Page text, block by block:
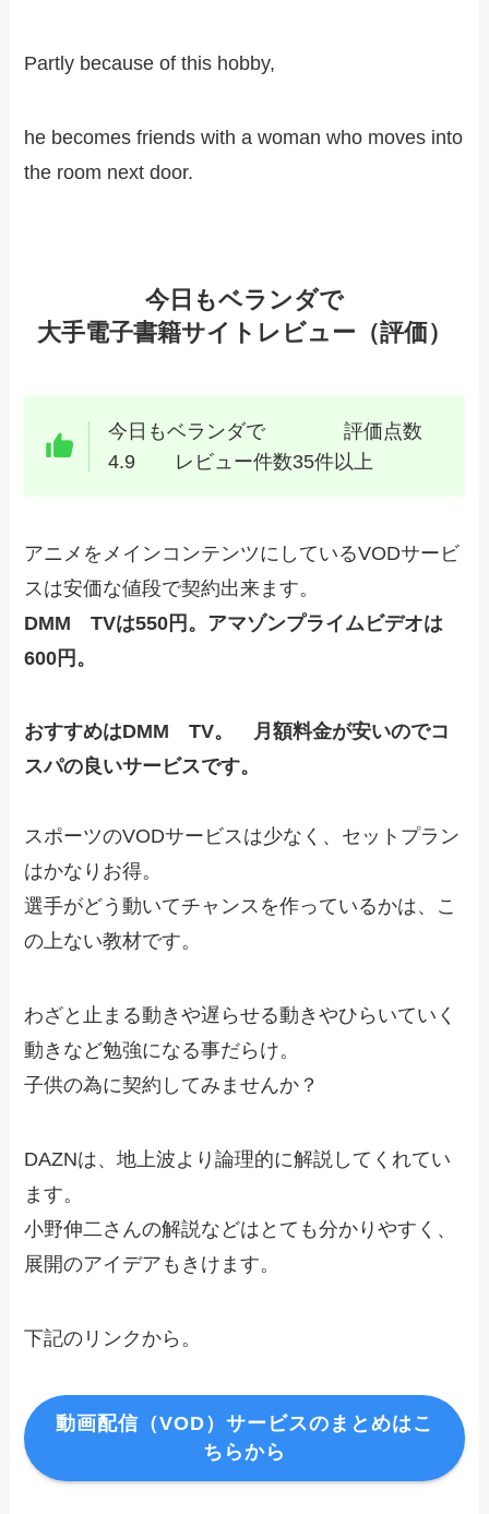
Partly because of this hobby,
he becomes friends with a woman who moves into
the room next door.
今日もベランダで
大手電子書籍サイトレビュー（評価）
今日もベランダで 評価点数
4.9 レビュー件数35件以上
アニメをメインコンテンツにしているVODサービ
スは安価な値段で契約出来ます。
DMM TVは550円。アマゾンプライムビデオは
600円。
おすすめはDMM TV。 月額料金が安いのでコ
スパの良いサービスです。
スポーツのVODサービスは少なく、セットプラン
はかなりお得。
選手がどう動いてチャンスを作っているかは、こ
の上ない教材です。
わざと止まる動きや遅らせる動きやひらいていく
動きなど勉強になる事だらけ。
子供の為に契約してみませんか？
DAZNは、地上波より論理的に解説してくれてい
ます。
小野伸二さんの解説などはとても分かりやすく、
展開のアイデアもきけます。
下記のリンクから。
動画配信（VOD）サービスのまとめはこ
ちらから